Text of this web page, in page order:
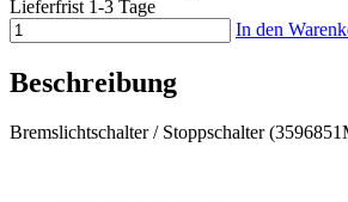
Lieferfrist 1-3 Tage
In den
Beschreibung
Bremslichtschalter / Stoppschalter